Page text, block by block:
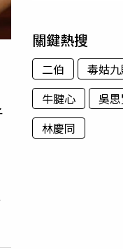
關鍵熱搜
二伯
毒姑
牛腱心
吳
林慶同